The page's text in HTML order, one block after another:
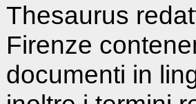
Thesaurus
Firenze
documenti in